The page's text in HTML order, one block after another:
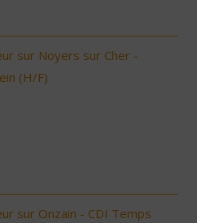
sur Noyers sur Cher -
(H/F)
sur Onzain - CDI Temps